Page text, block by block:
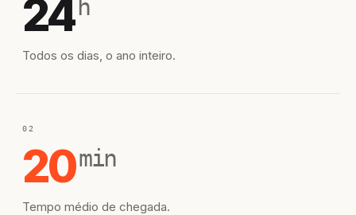
24 h
Todos os dias, o ano inteiro.
02
20min
Tempo médio de chegada.